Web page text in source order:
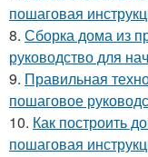
пошаговая
8. Сборка дома из
руководство для
9. Правильная
пошаговое
10. Как построить
пошаговая